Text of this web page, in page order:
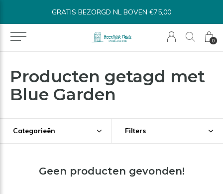
0
GRATIS BEZORGD NL BOVEN €75,00
Producten getagd met
Blue Garden
Categorieën Filters
Geen producten gevonden!